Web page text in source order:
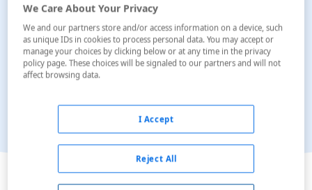
Ver en el mapa
We Care About Your Privacy
We and our partners store and/or access information on a device, such
as unique IDs in cookies to process personal data. You may accept or
manage your choices by clicking below or at any time in the privacy
policy page. These choices will be signaled to our partners and will not
affect browsing data.
Reject All
I Accept